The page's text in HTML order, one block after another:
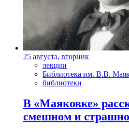
25 августа, вторник
лекции
Библиотека им. В.В.
библиотеки
В «Маяковке»
смешном и